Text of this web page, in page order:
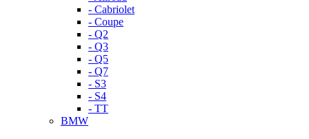
- Cabriolet
- Coupe
- Q2
- Q3
- Q5
- Q7
- S3
- S4
- TT
BMW